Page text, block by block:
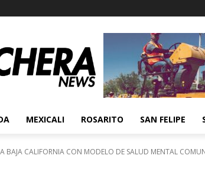
MEXICALI ROSARITO SAN FELIPE
BAJA CALIFORNIA CON MODELO DE SALUD MENTAL